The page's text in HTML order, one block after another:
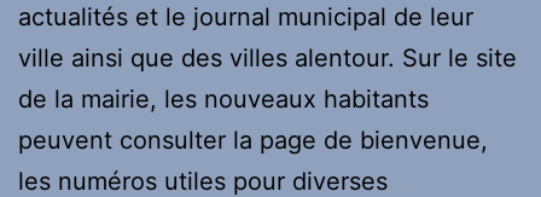
actualités et le journal municipal de leur
ville ainsi que des villes alentour. Sur le site
de la mairie, les nouveaux habitants
peuvent consulter la page de bienvenue,
les numéros utiles pour diverses